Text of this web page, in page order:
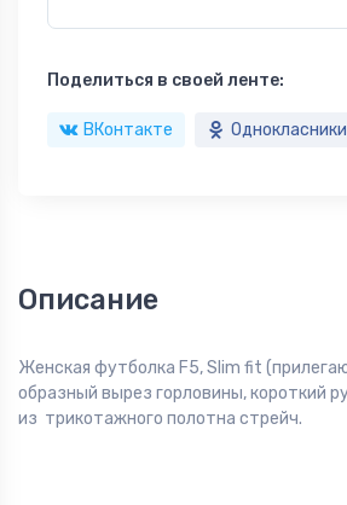
Поделиться в своей ленте:
ВКонтакте Однокласники
Описание
Женская футболка F5, Slim fit
образный вырез горловины, короткий
из трикотажного полотна стрейч.